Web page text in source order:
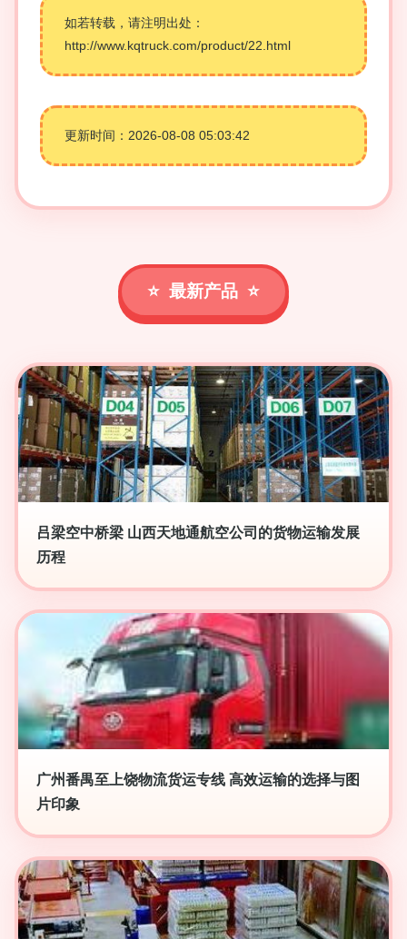
如若转载，请注明出处：
http://www.kqtruck.com/product/22.html
更新时间：2026-08-08 05:03:42
最新产品
吕梁空中桥梁 山西天地通航空公司的货物运输发展
历程
广州番禺至上饶物流货运专线 高效运输的选择与图
片印象